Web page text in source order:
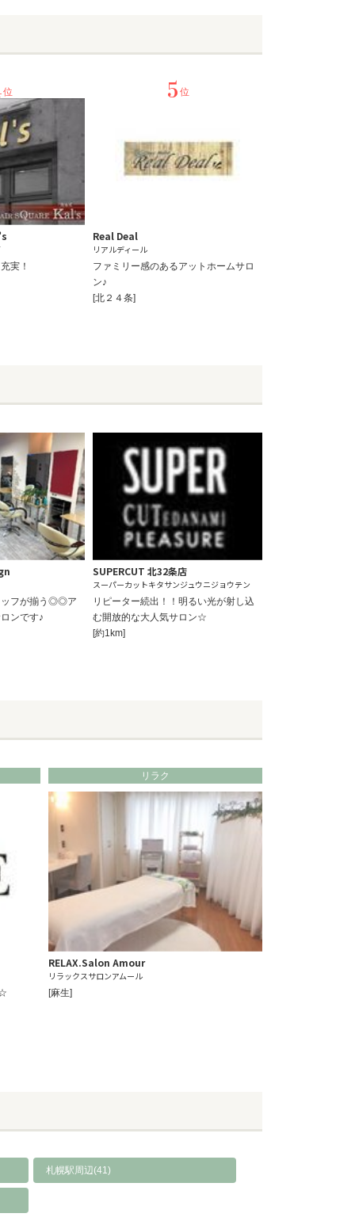
位
実！
5 位
Real Deal
リアルディール
ファミリー感のあるアットホームサロ
ン♪
[北２４条]
ッフが揃う◎◎ア
ンです♪
SUPERCUT 北32条店
スーパーカットキタサンジュウニジョウテン
リピーター続出！！明るい光が射し込
む開放的な大人気サロン☆
[約1km]
リラク
RELAX.Salon Amour
リラックスサロンアムール
[麻生]
札幌駅周辺(41)